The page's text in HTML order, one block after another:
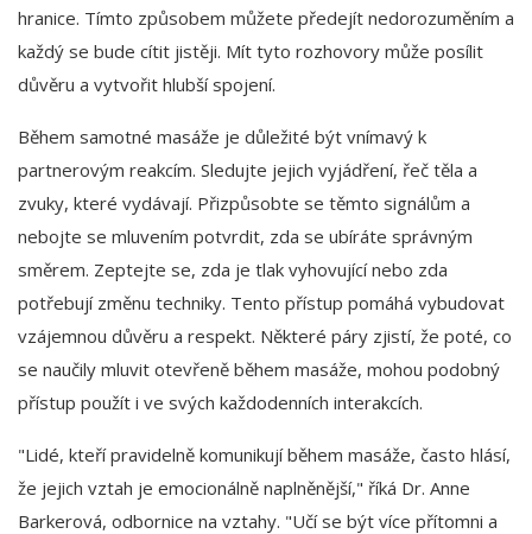
hranice. Tímto způsobem můžete předejít nedorozuměním a
každý se bude cítit jistěji. Mít tyto rozhovory může posílit
důvěru a vytvořit hlubší spojení.
Během samotné masáže je důležité být vnímavý k
partnerovým reakcím. Sledujte jejich vyjádření, řeč těla a
zvuky, které vydávají. Přizpůsobte se těmto signálům a
nebojte se mluvením potvrdit, zda se ubíráte správným
směrem. Zeptejte se, zda je tlak vyhovující nebo zda
potřebují změnu techniky. Tento přístup pomáhá vybudovat
vzájemnou důvěru a respekt. Některé páry zjistí, že poté, co
se naučily mluvit otevřeně během masáže, mohou podobný
přístup použít i ve svých každodenních interakcích.
"Lidé, kteří pravidelně komunikují během masáže, často hlásí,
že jejich vztah je emocionálně naplněnější," říká Dr. Anne
Barkerová, odbornice na vztahy. "Učí se být více přítomni a